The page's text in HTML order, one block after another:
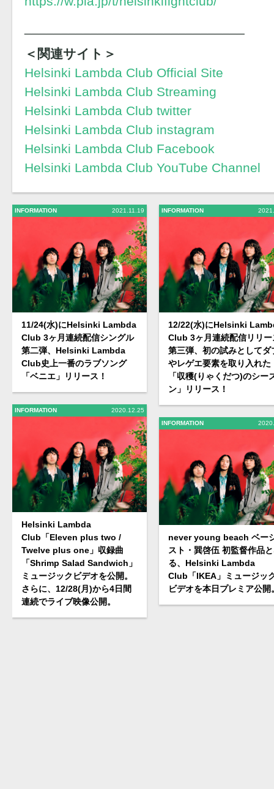
＜関連サイト＞
Helsinki Lambda Club Official Site
Helsinki Lambda Club Streaming
Helsinki Lambda Club twitter
Helsinki Lambda Club instagram
Helsinki Lambda Club Facebook
Helsinki Lambda Club YouTube Channel
INFORMATION 2021.11.19
11/24(水)にHelsinki Lambda
Club 3ヶ月連続配信シングル
第二弾、Helsinki Lambda
Club史上一番のラブソング
「ベニエ」リリース！
INFORMATION 2020.12.25
Helsinki Lambda
Club「Eleven plus two /
Twelve plus one」収録曲
「Shrimp Salad Sandwich」
ミュージックビデオを公開。
さらに、12/28(月)から4日間
連続でライブ映像公開。
INFORMATION
12/22(水)にHelsinki
Club 3ヶ月連続配信リリー
第三弾、初の試みとしてダ
やレゲエ要素を取り入れた
「収穫(りゃくだつ)のシー
ン」リリース！
INFORMATION
never young beach ベー
スト・巽啓伍 初監督作品
る、Helsinki Lambda
Club「IKEA」ミュージッ
ビデオを本日プレミア公開